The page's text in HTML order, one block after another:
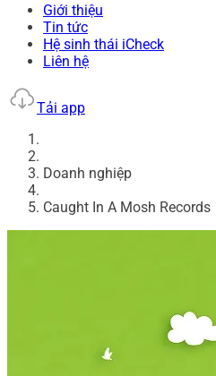
Giới thiệu
Tin tức
Hệ sinh thái iCheck
Liên hệ
Tải app
Doanh nghiệp
Caught In A Mosh Records